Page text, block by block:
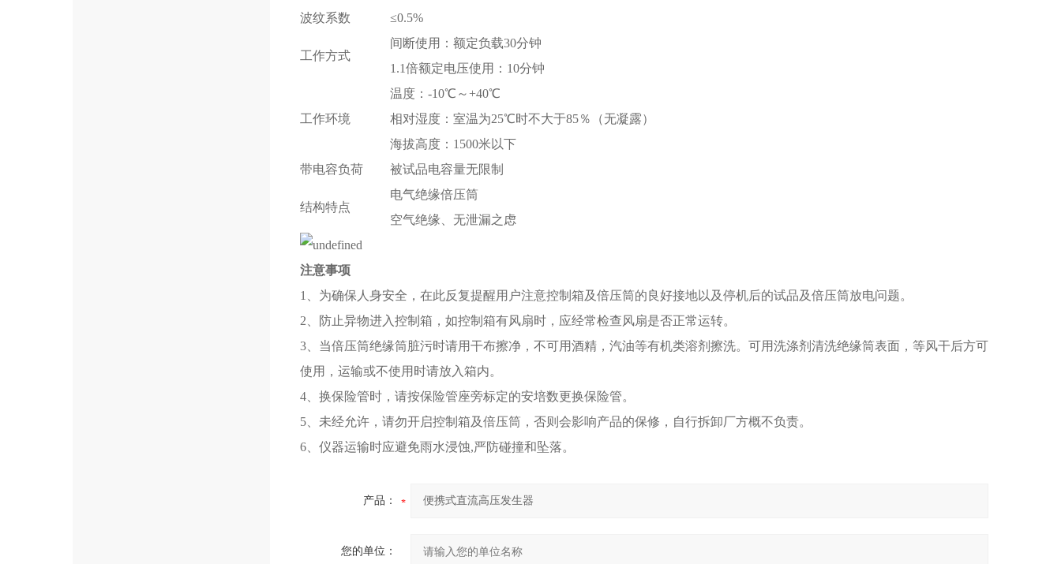
波纹系数
≤0.5%
工作方式
间断使用：额定负载30分钟
1.1倍额定电压使用：10分钟
工作环境
温度：-10℃～+40℃
相对湿度：室温为25℃时不大于85％（无凝露）
海拔高度：1500米以下
带电容负荷
被试品电容量无限制
结构特点
电气绝缘倍压筒
空气绝缘、无泄漏之虑
注意事项
1、为确保人身安全，在此反复提醒用户注意控制箱及倍压筒的良好接地以及停机后的试品及倍压筒放电问题。
2、防止异物进入控制箱，如控制箱有风扇时，应经常检查风扇是否正常运转。
3、当倍压筒绝缘筒脏污时请用干布擦净，不可用酒精，汽油等有机类溶剂擦洗。可用洗涤剂清洗绝缘筒表面，等风干后方可
使用，运输或不使用时请放入箱内。
4、换保险管时，请按保险管座旁标定的安培数更换保险管。
5、未经允许，请勿开启控制箱及倍压筒，否则会影响产品的保修，自行拆卸厂方概不负责。
6、仪器运输时应避免雨水浸蚀,严防碰撞和坠落。
产品：
您的单位：